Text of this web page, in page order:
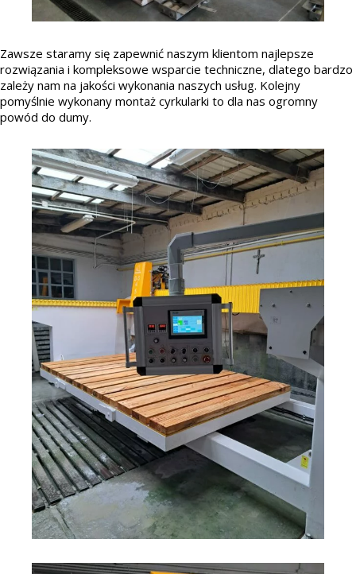
Zawsze staramy się zapewnić naszym klientom najlepsze
rozwiązania i kompleksowe wsparcie techniczne, dlatego bardzo
zależy nam na jakości wykonania naszych usług. Kolejny
pomyślnie wykonany montaż cyrkularki to dla nas ogromny
powód do dumy.